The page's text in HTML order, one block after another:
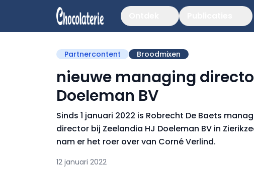
Partnercontent Broodmixen
nieuwe managing
Doeleman BV
Sinds 1 januari 2022 is Robrecht De Baets
director bij Zeelandia HJ Doeleman BV in
nam er het roer over van Corné Verlind.
12 januari 2022